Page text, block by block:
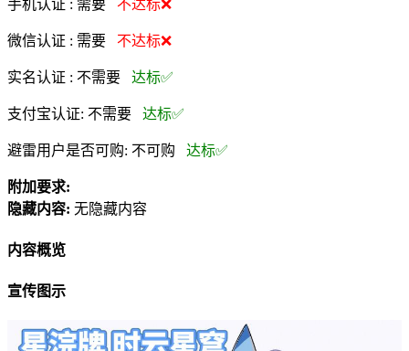
手机认证 : 需要 不达标❌
微信认证 : 需要 不达标❌
实名认证 : 不需要 达标✅
支付宝认证: 不需要 达标✅
避雷用户是否可购: 不可购 达标✅
附加要求:
隐藏内容: 无隐藏内容
内容概览
宣传图示